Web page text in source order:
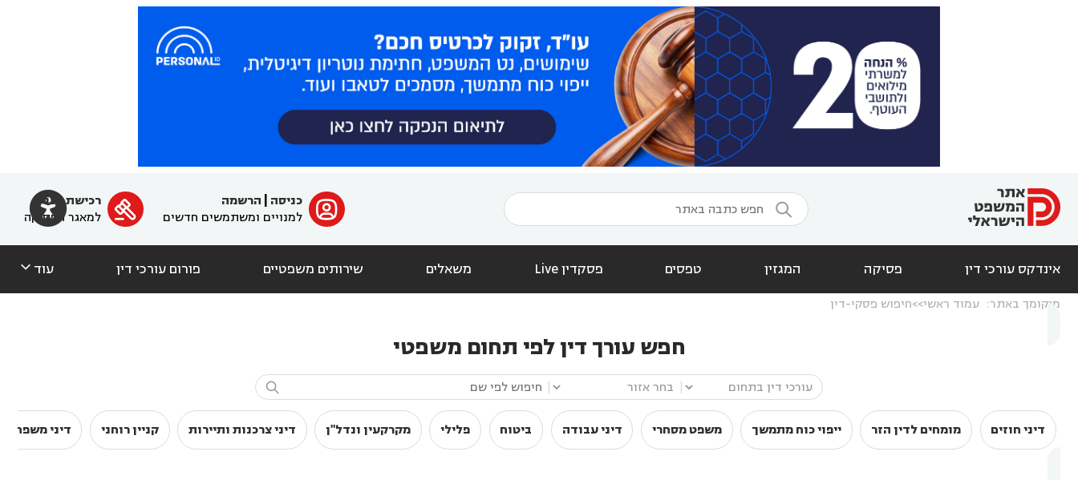
  ﱐ כניסה
הרשמה
למנויים ומשתמשים חדשים

רכישת מנוי
למאגר הפסיקה
אינדקס עורכי דין פסיקה המגזין טפסים פסקדין Live משאלים שירותים משפטיים פורום עורכי דין עוד 
מיקומך באתר: עמוד ראשי חיפוש פסקי-דין
חפש עורך דין לפי תחום משפטי

דיני חוזים מומחים לדין הזר ייפוי כוח מתמשך משפט מסחרי דיני עבודה ביטוח פלילי מקרקעין ונדל"ן דיני צרכנות ותיירות קניין רוחני דיני משפחה